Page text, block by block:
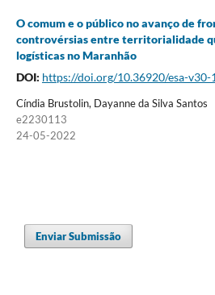
O comum e o público no avanço de
controvérsias entre territorialidade
logísticas no Maranhão
DOI: https://doi.org/10.36920/esa-v30-
Cíndia Brustolin, Dayanne da Silva Santos
e2230113
24-05-2022
Enviar Submissão